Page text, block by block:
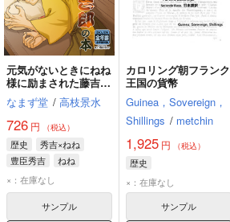
元気がないときにねね
様に励まされた藤吉郎
の本
なまず堂 / 高枝景水
726 円 （税込）
歴史
秀吉×ねね
豊臣秀吉
ねね
×：在庫なし
サンプル
カロリング朝フランク
王国の貨幣
Guinea，Sovereign，
Shillings / metchin
1,925 円 （税込）
歴史
×：在庫なし
サンプル